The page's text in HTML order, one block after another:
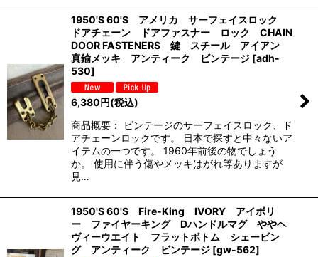
1950'S 60'S アメリカ サーフェイスロック
ドアチェーン ドアファスナー ロック CHAIN
DOOR FASTENERS 鍵 スチール アイアン
真鍮メッキ アンティーク ビンテージ [adh-
530]
6,380円(税込)
商品概要： ビンテージのサーフェイスロック、ド
アチェーンロックです。 日本で探すと中々ないア
イテムの一つです。 1960年前後の物でしょう
か。 使用に伴う傷やメッキはがれ等ありますが
見…
1950'S 60'S Fire-King IVORY アイボリ
ー ファイヤーキング Dハンドルマグ ややヘ
ヴィーウエイト フラットボトム シェービン
グ アンティーク ビンテージ [gw-562]